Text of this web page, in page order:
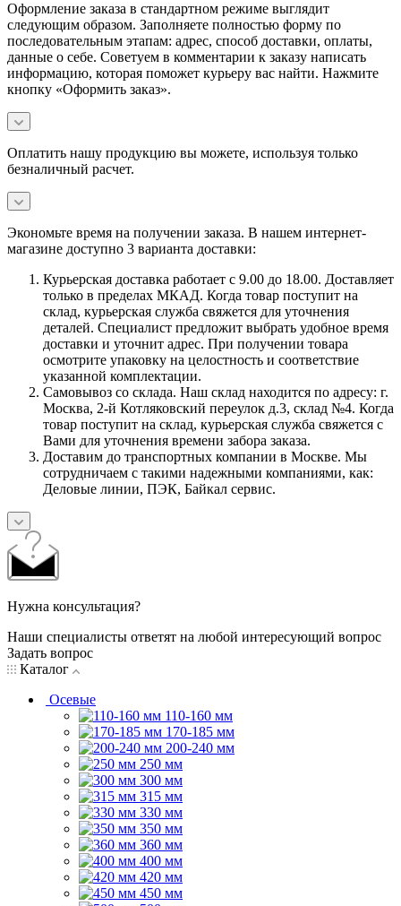
Оформление заказа в стандартном режиме выглядит
следующим образом. Заполняете полностью форму по
последовательным этапам: адрес, способ доставки, оплаты,
данные о себе. Советуем в комментарии к заказу написать
информацию, которая поможет курьеру вас найти. Нажмите
кнопку «Оформить заказ».
Оплатить нашу продукцию вы можете, используя только
безналичный расчет.
Экономьте время на получении заказа. В нашем интернет-
магазине доступно 3 варианта доставки:
Курьерская доставка работает с 9.00 до 18.00. Доставляет
только в пределах МКАД. Когда товар поступит на
склад, курьерская служба свяжется для уточнения
деталей. Специалист предложит выбрать удобное время
доставки и уточнит адрес. При получении товара
осмотрите упаковку на целостность и соответствие
указанной комплектации.
Самовывоз со склада. Наш склад находится по адресу: г.
Москва, 2-й Котляковский переулок д.3, склад №4. Когда
товар поступит на склад, курьерская служба свяжется с
Вами для уточнения времени забора заказа.
Доставим до транспортных компании в Москве. Мы
сотрудничаем с такими надежными компаниями, как:
Деловые линии, ПЭК, Байкал сервис.
Нужна консультация?
Наши специалисты ответят на любой интересующий вопрос
Задать вопрос
Каталог
Осевые
110-160 мм
170-185 мм
200-240 мм
250 мм
300 мм
315 мм
330 мм
350 мм
360 мм
400 мм
420 мм
450 мм